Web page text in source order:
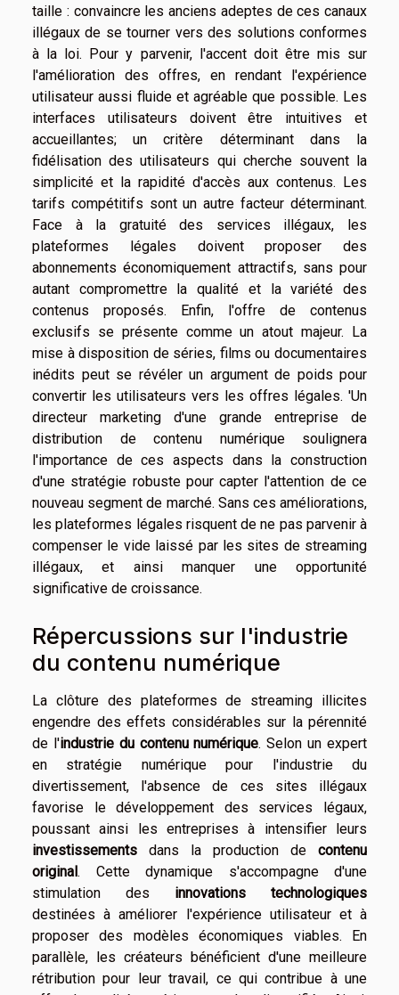
taille : convaincre les anciens adeptes de ces canaux
illégaux de se tourner vers des solutions conformes
à la loi. Pour y parvenir, l'accent doit être mis sur
l'amélioration des offres, en rendant l'expérience
utilisateur aussi fluide et agréable que possible. Les
interfaces utilisateurs doivent être intuitives et
accueillantes; un critère déterminant dans la
fidélisation des utilisateurs qui cherche souvent la
simplicité et la rapidité d'accès aux contenus. Les
tarifs compétitifs sont un autre facteur déterminant.
Face à la gratuité des services illégaux, les
plateformes légales doivent proposer des
abonnements économiquement attractifs, sans pour
autant compromettre la qualité et la variété des
contenus proposés. Enfin, l'offre de contenus
exclusifs se présente comme un atout majeur. La
mise à disposition de séries, films ou documentaires
inédits peut se révéler un argument de poids pour
convertir les utilisateurs vers les offres légales. 'Un
directeur marketing d'une grande entreprise de
distribution de contenu numérique soulignera
l'importance de ces aspects dans la construction
d'une stratégie robuste pour capter l'attention de ce
nouveau segment de marché. Sans ces améliorations,
les plateformes légales risquent de ne pas parvenir à
compenser le vide laissé par les sites de streaming
illégaux, et ainsi manquer une opportunité
significative de croissance.
Répercussions sur l'industrie
du contenu numérique
La clôture des plateformes de streaming illicites
engendre des effets considérables sur la pérennité
de l'industrie du contenu numérique. Selon un expert
en stratégie numérique pour l'industrie du
divertissement, l'absence de ces sites illégaux
favorise le développement des services légaux,
poussant ainsi les entreprises à intensifier leurs
investissements dans la production de contenu
original. Cette dynamique s'accompagne d'une
stimulation des innovations technologiques
destinées à améliorer l'expérience utilisateur et à
proposer des modèles économiques viables. En
parallèle, les créateurs bénéficient d'une meilleure
rétribution pour leur travail, ce qui contribue à une